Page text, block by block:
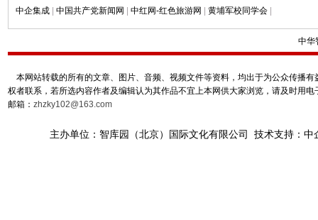
中企集成 中国共产党新闻网 中红网-红色旅游网 黄埔军校同学会
中华
本网站转载的所有的文章、图片、音频、视频文件等资料，均出于为公众传播
权者联系，若所选内容作者及编辑认为其作品不宜上本网供大家浏览，请及时用
邮箱： zhzky102@163.com
主办单位：智库园（北京）国际文化有限公司 技术支持：